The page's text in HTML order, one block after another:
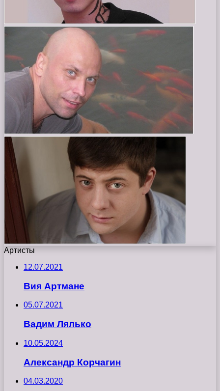
Артисты
12.07.2021
Вия Артмане
05.07.2021
Вадим Лялько
10.05.2024
Александр Корчагин
04.03.2020